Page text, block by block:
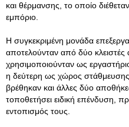
και θέρμανσης, το οποίο
εμπόριο.
Η συγκεκριμένη μονάδα
αποτελούνταν από δύο κλειστές
χρησιμοποιούνταν ως
η δεύτερη ως χώρος
βρέθηκαν και άλλες δύο
τοποθετήσει ειδική επένδυση,
εντοπισμός τους.